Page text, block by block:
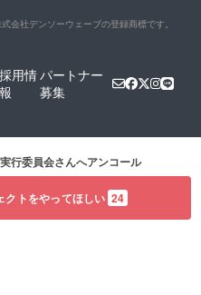
式会社デンソーウェーブの登録商標です。
採用情
報
パートナー
募集
行委員会さんへアンコール
クトをやってほしい 24